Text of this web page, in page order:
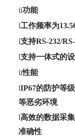
ü功能
l工作频率为
l支持RS-232/
l支持一体式的
ü性能
lIP67的防护等
等恶劣环境
l高效的数据采
准确性